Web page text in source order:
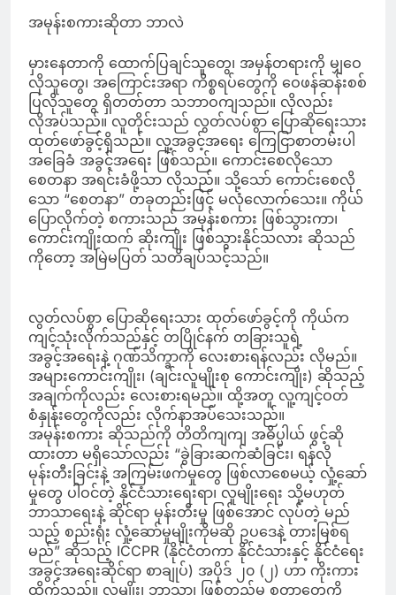
အမုန်းစကားဆိုတာ ဘာလဲ
မှားနေတာကို ထောက်ပြချင်သူတွေ၊ အမှန်တရားကို မျှဝေ
လိုသူတွေ၊ အကြောင်းအရာ ကိစ္စရပ်တွေကို ဝေဖန်ဆန်းစစ်
ပြလိုသူတွေ ရှိတတ်တာ သဘာဝကျသည်။ လိုလည်း
လိုအပ်သည်။ လူတိုင်းသည် လွတ်လပ်စွာ ပြောဆိုရေးသား
ထုတ်ဖော်ခွင့်ရှိသည်။ လူ့အခွင့်အရေး ကြေငြာစာတမ်းပါ
အခြေခံ အခွင့်အ‌ရေး ဖြစ်သည်။ ကောင်းစေလိုသော
စေတနာ အရင်းခံဖို့သာ လိုသည်။ သို့သော် ကောင်းစေလို
သော “စေတနာ” တခုတည်းဖြင့် မလုံလောက်သေး။ ကိုယ်
ပြောလိုက်တဲ့ စကားသည် အမုန်းစကား ဖြစ်သွားကာ၊
ကောင်းကျိုးထက် ဆိုးကျိုး ဖြစ်သွားနိုင်သလား ဆိုသည်
ကိုတော့ အမြဲမပြတ် သတိချပ်သင့်သည်။
လွတ်လပ်စွာ ပြောဆိုရေးသား ထုတ်ဖော်ခွင့်ကို ကိုယ်က
ကျင့်သုံးလိုက်သည်နှင့် တပြိုင်နက် တခြားသူရဲ့
အခွင့်အရေးနဲ့ ဂုဏ်သိက္ခာကို လေးစားရန်လည်း လိုမည်။
အများကောင်းကျိုး၊ (ချင်းလူမျိုးစု ကောင်းကျိုး) ဆိုသည့်
အချက်ကိုလည်း လေးစားရမည်။ ထို့အတူ လူ့ကျင့်ဝတ်
စံနှုန်းတွေကိုလည်း လိုက်နာအပ်သေးသည်။
အမုန်းစကား ဆိုသည်ကို တိတိကျကျ အဓိပ္ပါယ် ဖွင့်ဆို
ထားတာ မရှိသော်လည်း “ခွဲခြားဆက်ဆံခြင်း၊ ရန်လို
မုန်းတီးခြင်းနဲ့ အကြမ်းဖက်မှုတွေ ဖြစ်လာစေမယ့် လှုံ့ဆော်
မှုတွေ ပါဝင်တဲ့ နိုင်ငံသားရေးရာ၊ လူမျိုးရေး သို့မဟုတ်
ဘာသာရေးနဲ့ ဆိုင်ရာ မုန်းတီးမှု ဖြစ်အောင် လုပ်တဲ့ မည်
သည့် စည်းရုံး လှုံ့ဆော်မှုမျိုးကိုမဆို ဥပဒေနဲ့ တားမြစ်ရ
မည်” ဆိုသည့် ICCPR (နိုင်ငံတကာ နိုင်ငံသားနှင့် နိုင်ငံရေး
အခွင့်အရေးဆိုင်ရာ စာချုပ်) အပိုဒ် ၂၀ (၂) ဟာ ကိုးကား
ထိုက်သည်။ လူမျိုး၊ ဘာသာ၊ ဖြစ်တည်မှု စတာတွေကို